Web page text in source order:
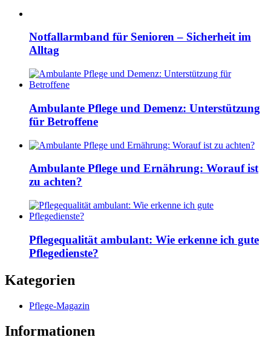
Notfallarmband für Senioren – Sicherheit im
Alltag
Ambulante Pflege und Demenz: Unterstützung
für Betroffene
Ambulante Pflege und Ernährung: Worauf ist
zu achten?
Pflegequalität ambulant: Wie erkenne ich gute
Pflegedienste?
Kategorien
Pflege-Magazin
Informationen